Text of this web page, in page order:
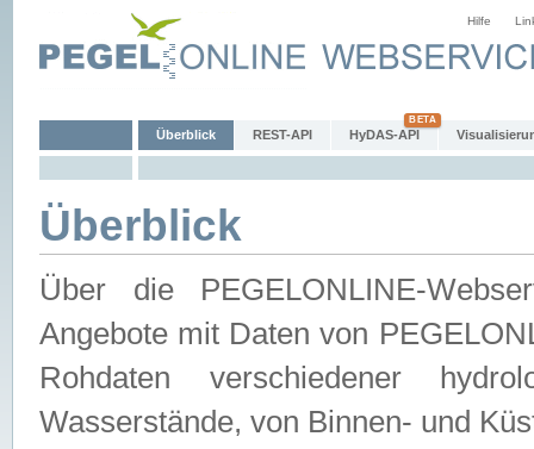
Hilfe
Überblick REST-API HyDAS-API
Überblick
Über die PEGELONLINE-
Angebote mit Daten von
Rohdaten verschiedener
Wasserstände, von Binnen- und